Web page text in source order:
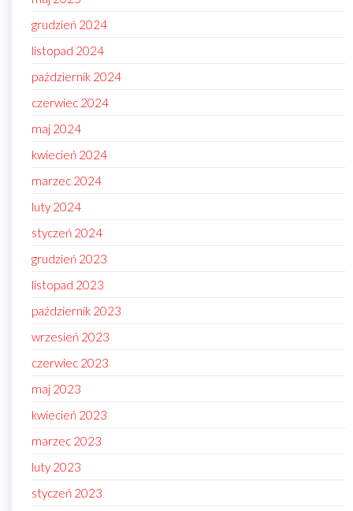
grudzień 2024
listopad 2024
październik 2024
czerwiec 2024
maj 2024
kwiecień 2024
marzec 2024
luty 2024
styczeń 2024
grudzień 2023
listopad 2023
październik 2023
wrzesień 2023
czerwiec 2023
maj 2023
kwiecień 2023
marzec 2023
luty 2023
styczeń 2023